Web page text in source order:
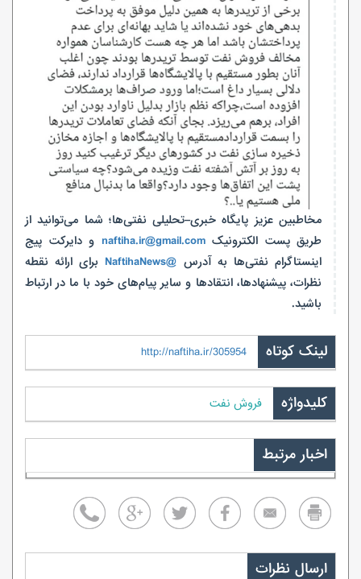
مخاطبین عزیز پایگاه خبری–تحلیلی نفتی‌ها؛ شما می‌توانید از
طریق پست الکترونیکnaftiha.ir@gmail.com و دایرکت پیج
اینستاگرام نفتی‌ها به آدرس @NaftihaNews
برای ارائه نقطه
نظرات، پیشنهادها، انتقادها و سایر پیام‌های خود با ما در ارتباط
باشید.
لینک کوتاه http://naftiha.ir/305954
کلیدواژه فروش نفت
اخبار مرتبط
ارسال نظرات